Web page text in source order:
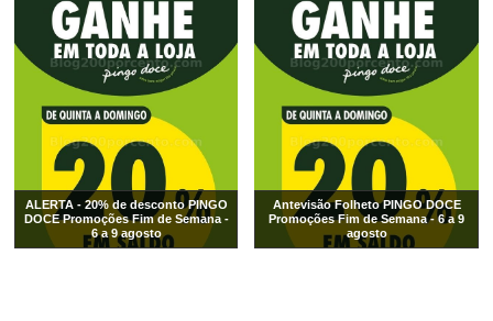
ALERTA - 20% de desconto PINGO
DOCE Promoções Fim de Semana -
6 a 9 agosto
Antevisão Folheto PINGO DOCE
Promoções Fim de Semana - 6 a 9
agosto